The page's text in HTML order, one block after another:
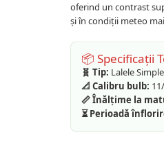
Trandafiri copac
Trandafiri pomisor plangator
Trandafiri urcatori
oferind un contrast
și în condiții meteo
📦 Specificații
🧬 Tip: Lalele
📐 Calibru bulb:
📏 Înălțime la
⏳ Perioadă